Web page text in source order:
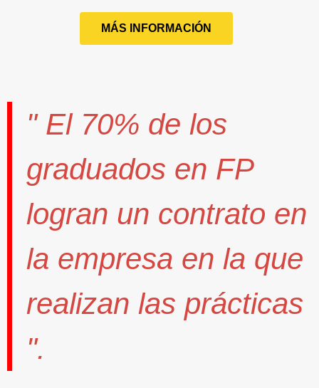
MÁS INFORMACIÓN
" El 70% de los
graduados en FP
logran un contrato en
la empresa en la que
realizan las prácticas
".